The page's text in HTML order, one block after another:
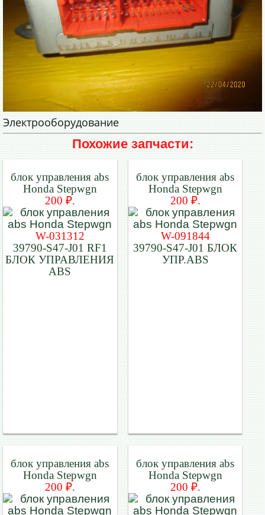
Электрооборудование
Похожие запчасти:
блок управления abs
Honda Stepwgn
200 ₽.
W-031312
39790-S47-J01 RF1
БЛОК УПРАВЛЕНИЯ
ABS
блок управления abs
Honda Stepwgn
200 ₽.
W-091844
39790-S47-J01 БЛОК
УПР.ABS
блок управления abs
Honda Stepwgn
200 ₽.
блок управления abs
Honda Stepwgn
200 ₽.